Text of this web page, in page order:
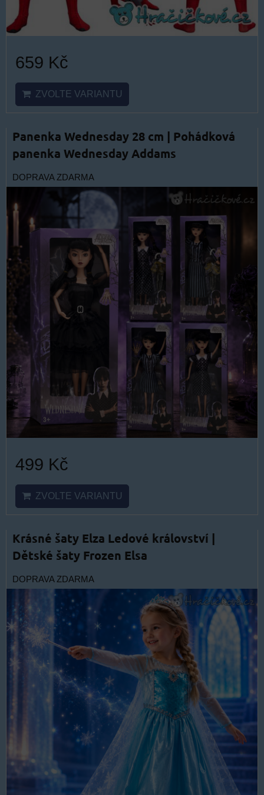
659 Kč
ZVOLTE VARIANTU
Panenka Wednesday 28 cm | Pohádková
panenka Wednesday Addams
DOPRAVA ZDARMA
499 Kč
ZVOLTE VARIANTU
Krásné šaty Elza Ledové království |
Dětské šaty Frozen Elsa
DOPRAVA ZDARMA